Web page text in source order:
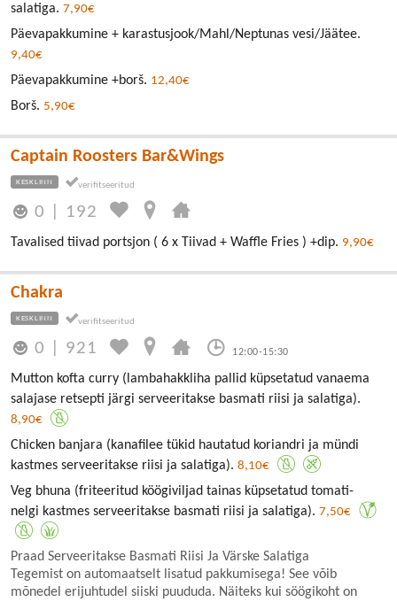
salatiga. 7,90€
Päevapakkumine + karastusjook/Mahl/Neptunas vesi/Jäätee.
9,40€
Päevapakkumine +borš. 12,40€
Borš. 5,90€
Captain Roosters Bar&Wings
KESKLINN
0 192
Tavalised tiivad portsjon ( 6 x Tiivad + Waffle Fries ) +dip. 9,90€
Chakra
KESKLINN
0 921 12:00-15:30
Mutton kofta curry (lambahakkliha pallid küpsetatud vanaema
salajase retsepti järgi serveeritakse basmati riisi ja salatiga).
8,90€
Chicken banjara (kanafilee tükid hautatud koriandri ja mündi
kastmes serveeritakse riisi ja salatiga). 8,10€
Veg bhuna (friteeritud köögiviljad tainas küpsetatud tomati-
nelgi kastmes serveeritakse basmati riisi ja salatiga). 7,50€
Praad Serveeritakse Basmati Riisi Ja Värske Salatiga
Tegemist on automaatselt lisatud pakkumisega! See võib
mõnedel erijuhtudel siiski puududa. Näiteks kui söögikoht on